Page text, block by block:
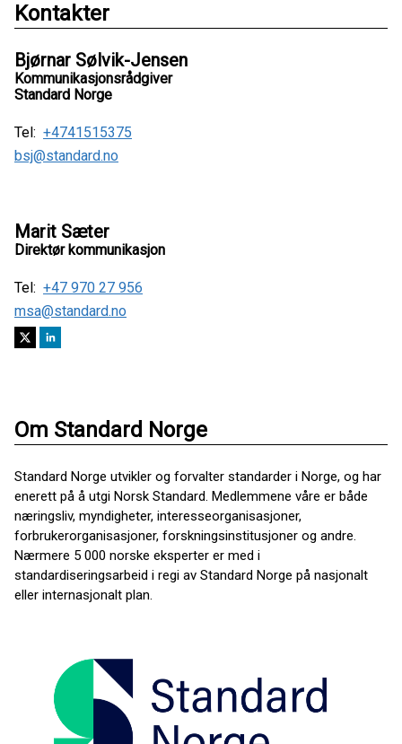
Kontakter
Bjørnar Sølvik-Jensen
Kommunikasjonsrådgiver
Standard Norge
Tel: +4741515375
bsj@standard.no
Marit Sæter
Direktør kommunikasjon
Tel: +47 970 27 956
msa@standard.no
Om Standard Norge
Standard Norge utvikler og forvalter standarder i Norge, og har
enerett på å utgi Norsk Standard. Medlemmene våre er både
næringsliv, myndigheter, interesseorganisasjoner,
forbrukerorganisasjoner, forskningsinstitusjoner og andre.
Nærmere 5 000 norske eksperter er med i
standardiseringsarbeid i regi av Standard Norge på nasjonalt
eller internasjonalt plan.